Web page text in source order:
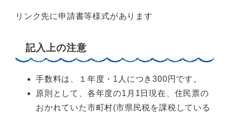
リンク先に申請書等様式があります
記入上の注意
手数料は、１年度・1人につき300円です。
原則として、各年度の1月1日現在、住民票の
おかれていた市町村(市県民税を課税している